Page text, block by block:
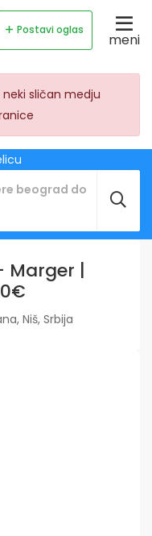
Postavi oglas
meni
sličan medju
Marger |
Niš, Srbija